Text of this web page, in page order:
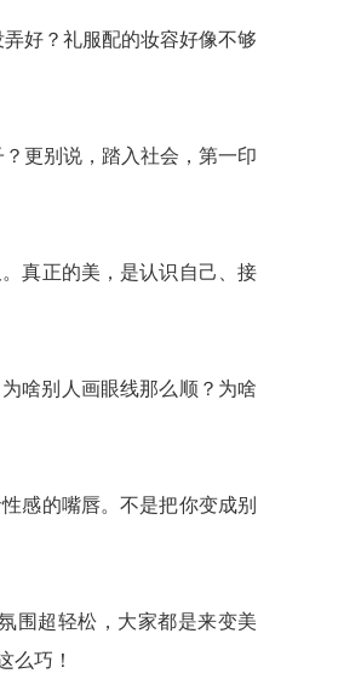
好？礼服配的妆容好像不够
更别说，踏入社会，第一印
真正的美，是认识自己、接
啥别人画眼线那么顺？为啥
感的嘴唇。不是把你变成别
围超轻松，大家都是来变美
么巧！